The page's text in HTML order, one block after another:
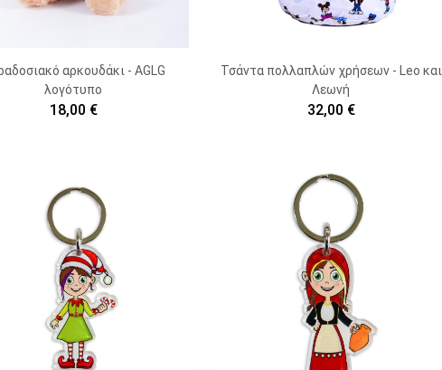
αρκουδάκι - AGLG
λογότυπο
18,00 €
Τσάντα πολλαπλών χρήσεων - Leo και
Λεωνή
32,00 €